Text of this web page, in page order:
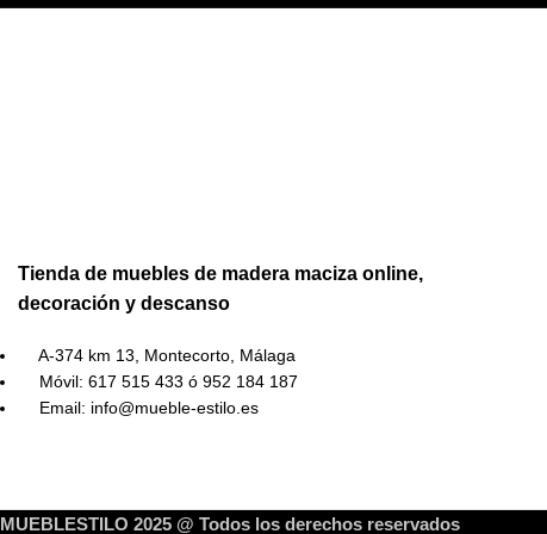
Tienda de muebles de madera maciza online,
decoración y descanso
A-374 km 13, Montecorto, Málaga
Móvil: 617 515 433 ó 952 184 187
Email: info@mueble-estilo.es
MUEBLESTILO 2025 @ Todos los derechos reservados